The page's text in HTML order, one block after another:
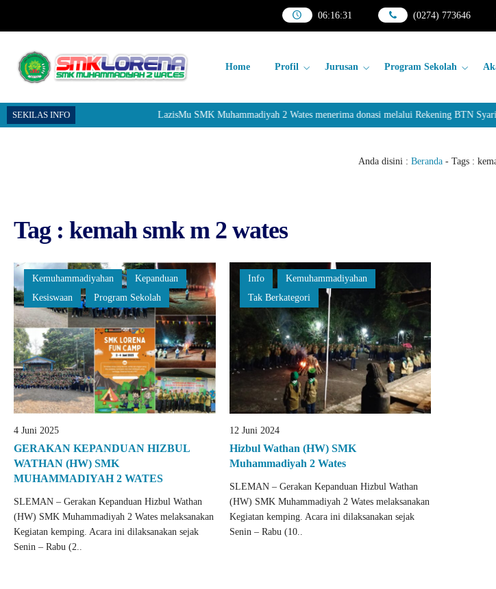
06:16:31 (0274) 773646
Home Profil Jurusan Program Sekolah
SEKILAS INFO LazisMu SMK Muhammadiyah 2 Wates menerima donasi melalui Rekening BTN
Anda disini : Beranda- Tags :
Tag : kemah smk m 2 wates
Kemuhammadiyahan
Kepanduan
Kesiswaan
Program Sekolah
4 Juni 2025
GERAKAN KEPANDUAN HIZBUL
WATHAN (HW) SMK
MUHAMMADIYAH 2 WATES
SLEMAN – Gerakan Kepanduan Hizbul Wathan
(HW) SMK Muhammadiyah 2 Wates melaksanakan
Kegiatan kemping. Acara ini dilaksanakan sejak
Senin – Rabu (2..
Info
Kemuhammadiyahan
Tak Berkategori
12 Juni 2024
Hizbul Wathan (HW) SMK
Muhammadiyah 2 Wates
SLEMAN – Gerakan Kepanduan Hizbul Wathan
(HW) SMK Muhammadiyah 2 Wates melaksanakan
Kegiatan kemping. Acara ini dilaksanakan sejak
Senin – Rabu (10..